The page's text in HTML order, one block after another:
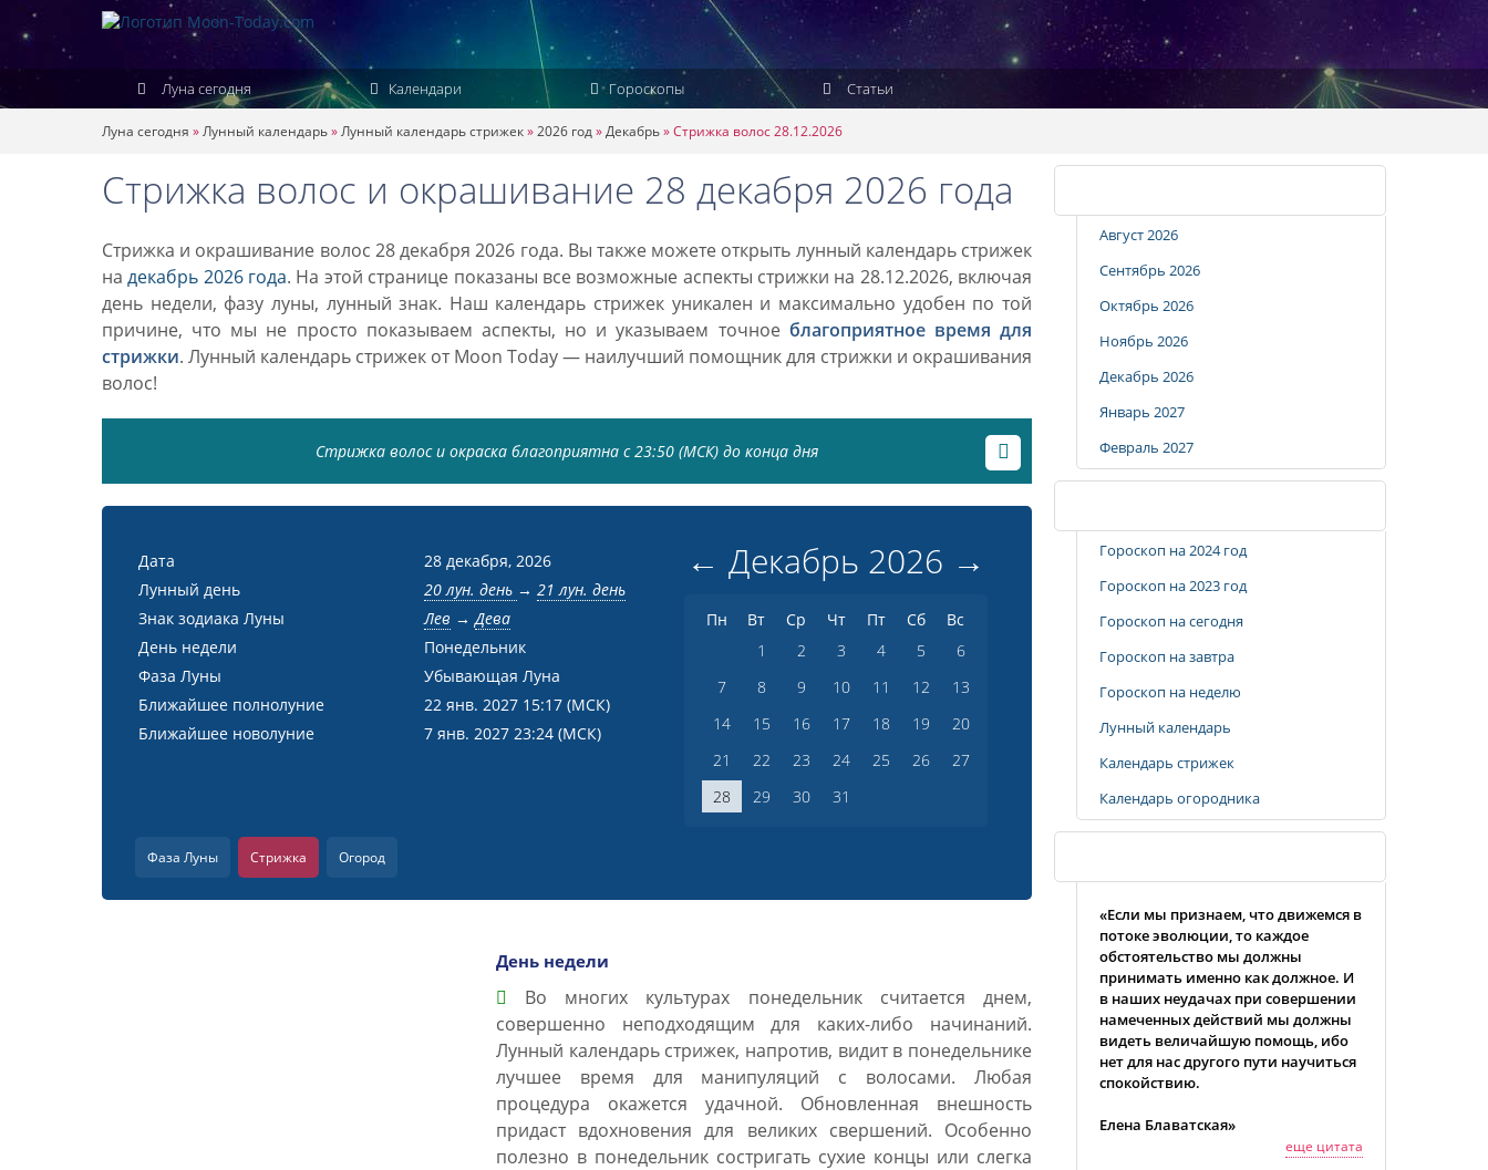
Луна сегодня Календари Гороскопы Статьи
Луна сегодня »Лунный календарь»Лунный календарь стрижек»2026 год»Декабрь»Стрижка волос 28.12.2026
Стрижка волос и окрашивание 28 декабря 2026 года
Стрижка и окрашивание волос 28 декабря 2026 года. Вы также можете открыть лунный календарь стрижек
надекабрь 2026 года. На этой странице показаны все возможные аспекты стрижки на 28.12.2026, включая
день недели, фазу луны, лунный знак. Наш календарь стрижек уникален и максимально удобен по той
причине, что мы не просто показываем аспекты, но и указываем точное благоприятное время для
стрижки. Лунный календарь стрижек от Moon Today — наилучший помощник для стрижки и окрашивания
волос!
Стрижка волос и окраска благоприятна с 23:50 (МСК) до конца дня
Дата
28 декабря, 2026
Лунный день
20 лун. день → 21 лун. день
Знак зодиака Луны
Лев →Дева
День недели
Понедельник
Фаза Луны
Убывающая Луна
Ближайшее полнолуние
22 янв. 2027 15:17 (МСК)
Ближайшее новолуние
7 янв. 2027 23:24 (МСК)
← Декабрь 2026 →
Пн Вт Ср Чт Пт Сб
Вс
1
2 3 4 5
6
7
8 9 10 11 12
13
14
15 16 17 18 19
20
21
22 23 24 25 26
27
28
29 30 31
Фаза Луны Стрижка Огород
День недели
Во многих культурах понедельник считается днем,
совершенно неподходящим для каких-либо начинаний.
Лунный календарь стрижек, напротив, видит в понедельнике
лучшее время для манипуляций с волосами. Любая
процедура окажется удачной. Обновленная внешность
придаст вдохновения для великих свершений. Особенно
полезно в понедельник состригать сухие концы или слегка
Август 2026
Сентябрь 2026
Октябрь 2026
Ноябрь 2026
Декабрь 2026
Январь 2027
Февраль 2027
Гороскоп на 2024 год
Гороскоп на 2023 год
Гороскоп на сегодня
Гороскоп на завтра
Гороскоп на неделю
Лунный календарь
Календарь стрижек
Календарь огородника
«Если мы признаем, что движемся в
потоке эволюции, то каждое
обстоятельство мы должны
принимать именно как должное. И
в наших неудачах при совершении
намеченных действий мы должны
видеть величайшую помощь, ибо
нет для нас другого пути научиться
спокойствию.
Елена Блаватская»
еще цитата